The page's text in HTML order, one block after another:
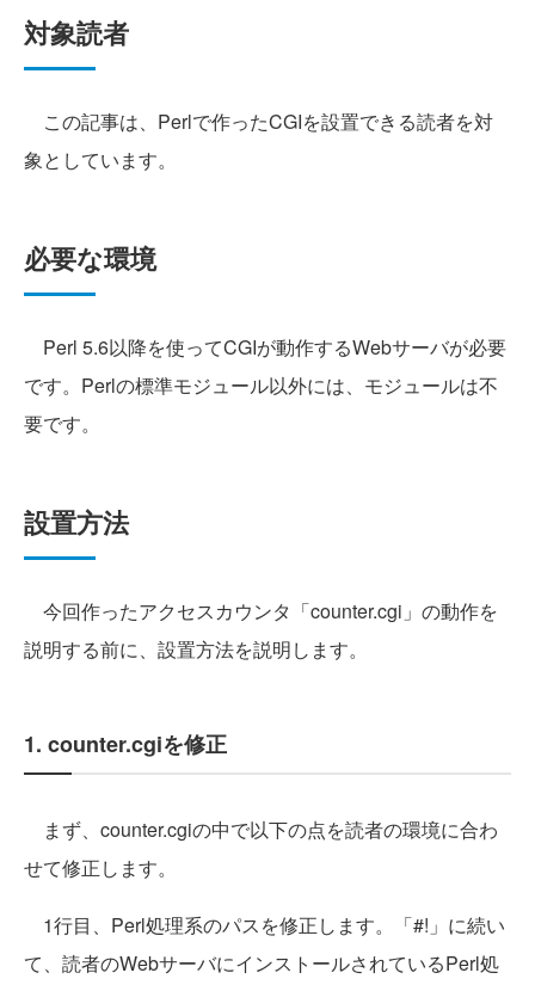
対象読者
この記事は、Perlで作ったCGIを設置できる読者を対
象としています。
必要な環境
Perl 5.6以降を使ってCGIが動作するWebサーバが必要
です。Perlの標準モジュール以外には、モジュールは不
要です。
設置方法
今回作ったアクセスカウンタ「counter.cgi」の動作を
説明する前に、設置方法を説明します。
1. counter.cgiを修正
まず、counter.cgiの中で以下の点を読者の環境に合わ
せて修正します。
1行目、Perl処理系のパスを修正します。「#!」に続い
て、読者のWebサーバにインストールされているPerl処